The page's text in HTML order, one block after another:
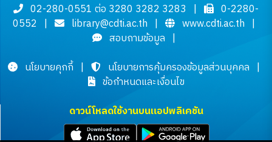
02-280-0551 ต่อ 3280 3282 3283 |
0-2280-
0552 | library@cdti.ac.th | www.cdti.ac.th |
สอบถามข้อมูล |
นโยบายคุกกี้ | นโยบายการคุ้มครองข้อมูลส่วนบุคคล |
ข้อกำหนดและเงื่อนไข
ดาวน์โหลดใช้งานบนแอปพลิเคชัน